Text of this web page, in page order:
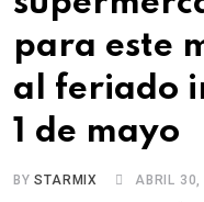
para este
al feriado
1 de mayo
BYSTARMIX ABRIL 30,